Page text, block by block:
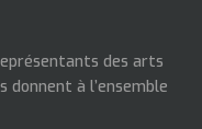
des arts
donnent à l’ensemble